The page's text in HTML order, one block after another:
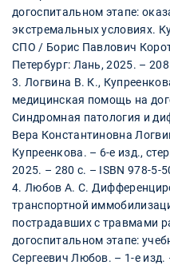
догоспитальном этапе:
экстремальных условиях.
СПО / Борис Павлович
Петербург: Лань, 2025. –
3. Логвина В. К.,
медицинская помощь на
Синдромная патология и
Вера Константиновна
Купреенкова. – 6-е изд.,
2025. – 280 с. – ISBN 978-5-
4. Любов А. С.
транспортной
пострадавших с травмами
догоспитальном этапе:
Сергеевич Любов. – 1-е изд.